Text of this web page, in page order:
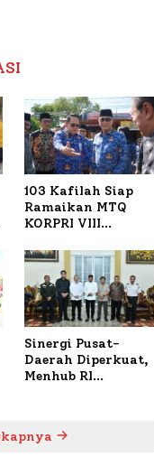
103 Kafilah Siap
Ramaikan MTQ
KORPRI VIII
1.024 Peserta
Terdaftar
Sinergi Pusat-
Daerah Diperkuat,
Menhub RI
Mutiara Sentosa II